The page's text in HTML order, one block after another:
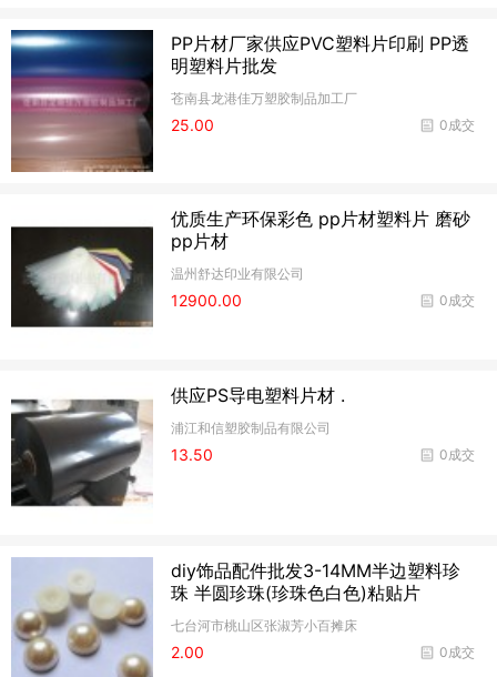
PP片材厂家供应PVC塑料片印刷 PP透
明塑料片批发
苍南县龙港佳万塑胶制品加工厂
0成交
25.00
优质生产环保彩色 pp片材塑料片 磨砂
pp片材
温州舒达印业有限公司
0成交
12900.00
供应PS导电塑料片材 .
浦江和信塑胶制品有限公司
0成交
13.50
diy饰品配件批发3-14MM半边塑料珍
珠 半圆珍珠(珍珠色白色)粘贴片
七台河市桃山区张淑芳小百摊床
0成交
2.00